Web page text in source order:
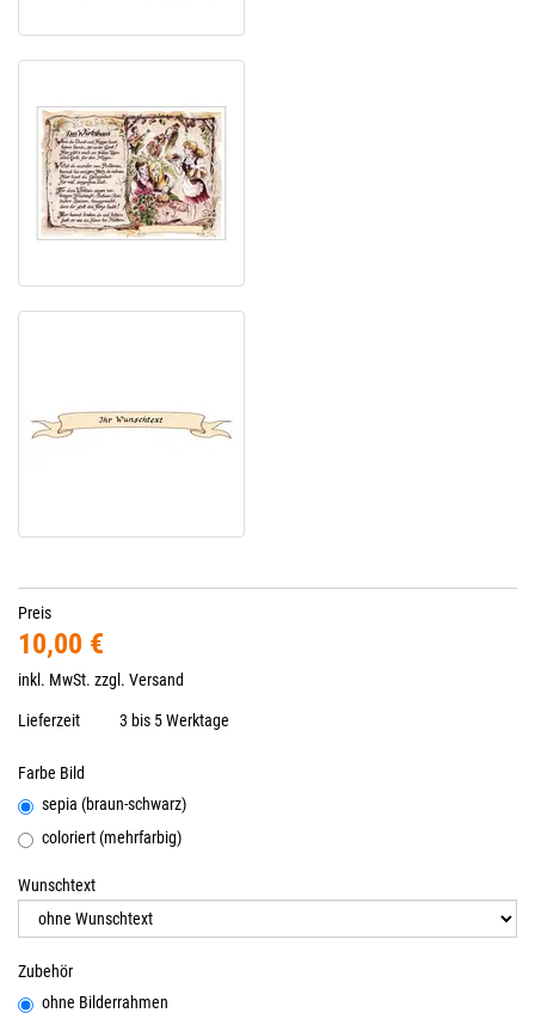
Preis
10,00 €
inkl. MwSt. zzgl. Versand
Lieferzeit 3 bis 5 Werktage
Farbe Bild
sepia (braun-schwarz)
coloriert (mehrfarbig)
Wunschtext
Zubehör
ohne Bilderrahmen